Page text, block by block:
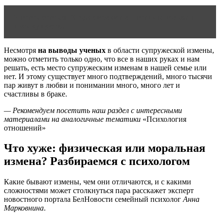
Несмотря на выводы ученых в области супружеской измены,
можно отметить только одно, что все в наших руках и нам
решать, есть место супружеским изменам в нашей семье или
нет. И этому существует много подтверждений, много тысячи
пар живут в любви и понимании много, много лет и
счастливы в браке.
— Рекомендуем посетить наш раздел с интересными
материалами на аналогичные тематики «Психология
отношений»
Что хуже: физическая или моральная
измена? Разбираемся с психологом
Какие бывают измены, чем они отличаются, и с какими
сложностями может столкнуться пара расскажет эксперт
новостного портала БелНовости семейный психолог Анна
Марковнина.